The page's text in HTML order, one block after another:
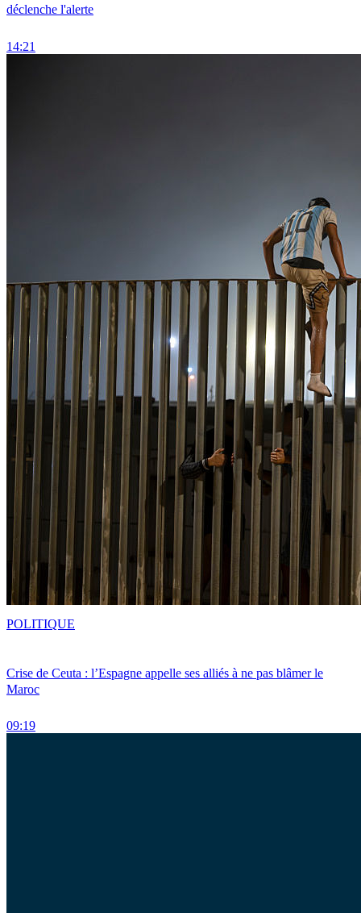
déclenche l'alerte
14:21
Crise de Ceuta : l’Espagne appelle ses alliés à ne pas blâmer le
Maroc
09:19
POLITIQUE